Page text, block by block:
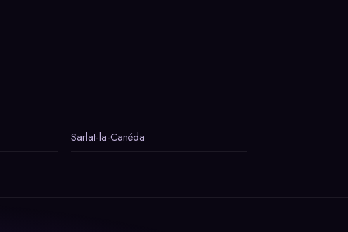
Sarlat-la-Canéda